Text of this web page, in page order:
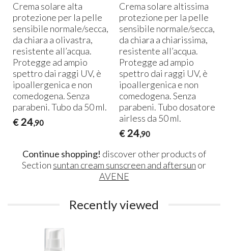
Crema solare alta
protezione per la pelle
sensibile normale/secca,
da chiara a olivastra,
resistente all’acqua.
Protegge ad ampio
spettro dai raggi UV, è
ipoallergenica e non
comedogena. Senza
parabeni. Tubo da 50 ml.
€ 24,90
Crema solare altissima
protezione per la pelle
sensibile normale/secca,
da chiara a chiarissima,
resistente all’acqua.
Protegge ad ampio
spettro dai raggi UV, è
ipoallergenica e non
comedogena. Senza
parabeni. Tubo dosatore
airless da 50 ml.
€ 24,90
Continue shopping! discover other products of
Section suntan cream sunscreen and aftersun or
AVENE
Recently viewed